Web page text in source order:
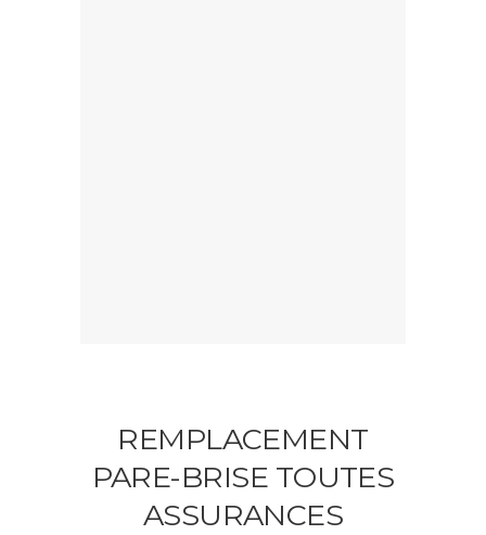
REMPLACEMENT
PARE-BRISE TOUTES
ASSURANCES